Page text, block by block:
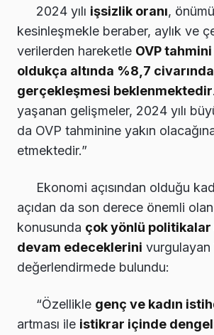
2024 yılı işsizlik oranı,
kesinleşmekle beraber, aylık ve
verilerden hareketle OVP
oldukça altında %8,7 civarında
gerçekleşmesi beklenmektedir
yaşanan gelişmeler, 2024 yılı
da OVP tahminine yakın
etmektedir.”
Ekonomi açısından olduğu
açıdan da son derece önemli
konusunda çok yönlü
devam edeceklerini vurgulayan
değerlendirmede bulundu:
“Özellikle genç ve kadın
artması ile istikrar içinde dengeli